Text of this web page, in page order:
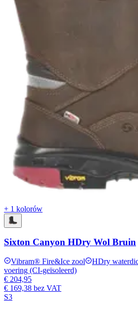
+ 1 kolorów
Sixton Canyon HDry Wol Bruin
Vibram® Fire&Ice zool HDry
voering (CI-geïsoleerd)
€ 204,95
€ 169,38 bez VAT
S3